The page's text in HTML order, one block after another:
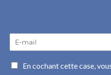
a
C
En cochant cette case,